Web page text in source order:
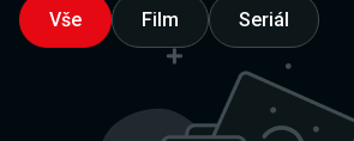
Vše Film Seriál